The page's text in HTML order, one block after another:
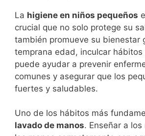
La higiene en niños pequeños
crucial que no solo protege su
también promueve su bienestar
temprana edad, inculcar hábitos
puede ayudar a prevenir
comunes y asegurar que los
fuertes y saludables.
Uno de los hábitos más
lavado de manos. Enseñar a